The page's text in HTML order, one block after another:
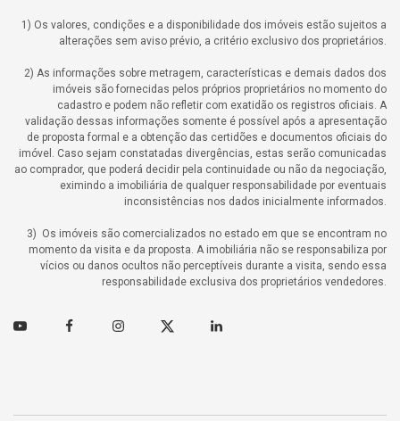
1) Os valores, condições e a disponibilidade dos imóveis estão sujeitos a
alterações sem aviso prévio, a critério exclusivo dos proprietários.
2) As informações sobre metragem, características e demais dados dos
imóveis são fornecidas pelos próprios proprietários no momento do
cadastro e podem não refletir com exatidão os registros oficiais. A
validação dessas informações somente é possível após a apresentação
de proposta formal e a obtenção das certidões e documentos oficiais do
imóvel. Caso sejam constatadas divergências, estas serão comunicadas
ao comprador, que poderá decidir pela continuidade ou não da negociação,
eximindo a imobiliária de qualquer responsabilidade por eventuais
inconsistências nos dados inicialmente informados.
3) Os imóveis são comercializados no estado em que se encontram no
momento da visita e da proposta. A imobiliária não se responsabiliza por
vícios ou danos ocultos não perceptíveis durante a visita, sendo essa
responsabilidade exclusiva dos proprietários vendedores.
Youtube FacebookInstagramTwitter Linkedin